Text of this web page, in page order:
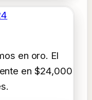
en oro. El
en $24,000